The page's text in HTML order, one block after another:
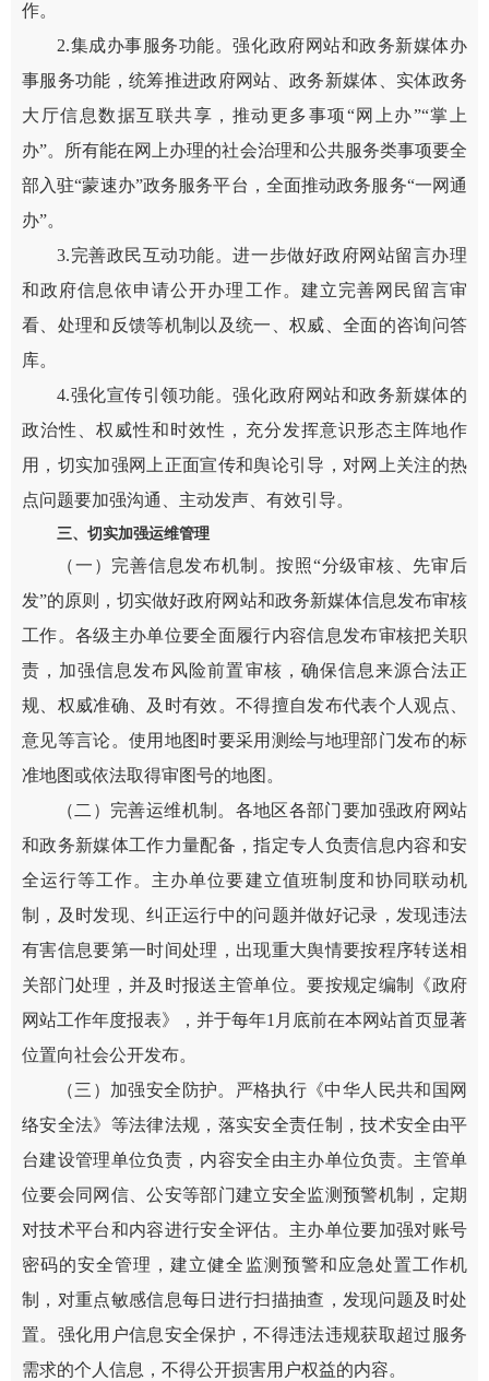
作。
2.集成办事服务功能。强化政府网站和政务新媒体办
事服务功能，统筹推进政府网站、政务新媒体、实体政务
大厅信息数据互联共享，推动更多事项“网上办”“掌上
办”。所有能在网上办理的社会治理和公共服务类事项要全
部入驻“蒙速办”政务服务平台，全面推动政务服务“一网通
办”。
3.完善政民互动功能。进一步做好政府网站留言办理
和政府信息依申请公开办理工作。建立完善网民留言审
看、处理和反馈等机制以及统一、权威、全面的咨询问答
库。
4.强化宣传引领功能。强化政府网站和政务新媒体的
政治性、权威性和时效性，充分发挥意识形态主阵地作
用，切实加强网上正面宣传和舆论引导，对网上关注的热
点问题要加强沟通、主动发声、有效引导。
三、切实加强运维管理
（一）完善信息发布机制。按照“分级审核、先审后
发”的原则，切实做好政府网站和政务新媒体信息发布审核
工作。各级主办单位要全面履行内容信息发布审核把关职
责，加强信息发布风险前置审核，确保信息来源合法正
规、权威准确、及时有效。不得擅自发布代表个人观点、
意见等言论。使用地图时要采用测绘与地理部门发布的标
准地图或依法取得审图号的地图。
（二）完善运维机制。各地区各部门要加强政府网站
和政务新媒体工作力量配备，指定专人负责信息内容和安
全运行等工作。主办单位要建立值班制度和协同联动机
制，及时发现、纠正运行中的问题并做好记录，发现违法
有害信息要第一时间处理，出现重大舆情要按程序转送相
关部门处理，并及时报送主管单位。要按规定编制《政府
网站工作年度报表》，并于每年1月底前在本网站首页显著
位置向社会公开发布。
（三）加强安全防护。严格执行《中华人民共和国网
络安全法》等法律法规，落实安全责任制，技术安全由平
台建设管理单位负责，内容安全由主办单位负责。主管单
位要会同网信、公安等部门建立安全监测预警机制，定期
对技术平台和内容进行安全评估。主办单位要加强对账号
密码的安全管理，建立健全监测预警和应急处置工作机
制，对重点敏感信息每日进行扫描抽查，发现问题及时处
置。强化用户信息安全保护，不得违法违规获取超过服务
需求的个人信息，不得公开损害用户权益的内容。